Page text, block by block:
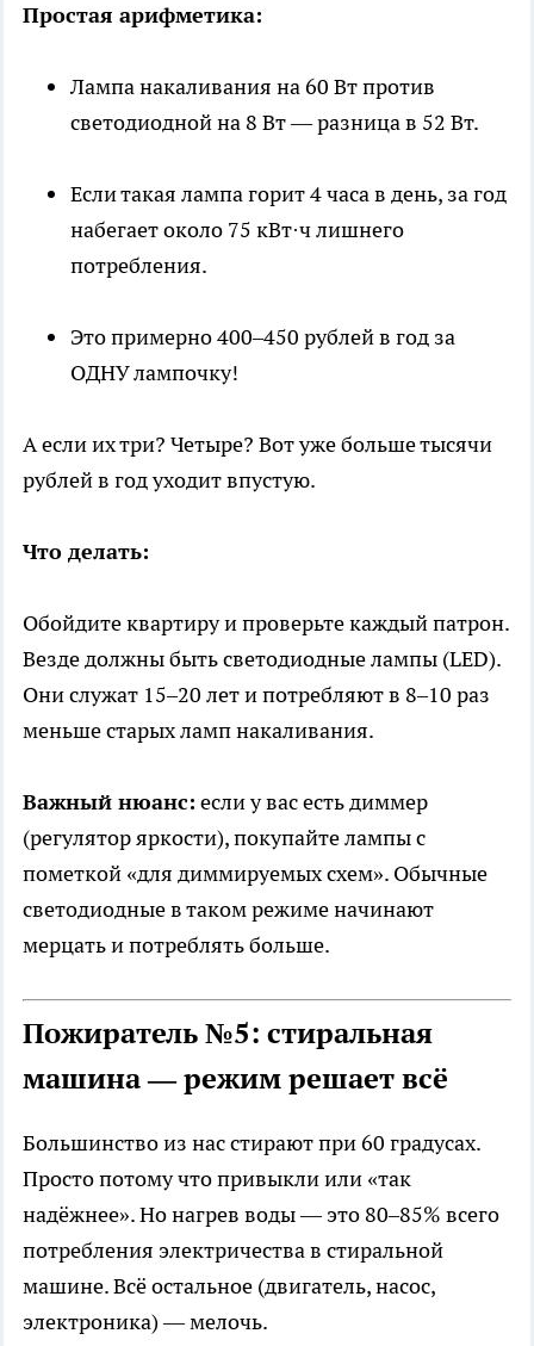
Простая арифметика:
Лампа накаливания на 60 Вт против
светодиодной на 8 Вт — разница в 52 Вт.
Если такая лампа горит 4 часа в день, за год
набегает около 75 кВт·ч лишнего
потребления.
Это примерно 400–450 рублей в год за
ОДНУ лампочку!
А если их три? Четыре? Вот уже больше тысячи
рублей в год уходит впустую.
Что делать:
Обойдите квартиру и проверьте каждый патрон.
Везде должны быть светодиодные лампы (LED).
Они служат 15–20 лет и потребляют в 8–10 раз
меньше старых ламп накаливания.
Важный нюанс: если у вас есть диммер
(регулятор яркости), покупайте лампы с
пометкой «для диммируемых схем». Обычные
светодиодные в таком режиме начинают
мерцать и потреблять больше.
Пожиратель №5: стиральная
машина — режим решает всё
Большинство из нас стирают при 60 градусах.
Просто потому что привыкли или «так
надёжнее». Но нагрев воды — это 80–85% всего
потребления электричества в стиральной
машине. Всё остальное (двигатель, насос,
электроника) — мелочь.